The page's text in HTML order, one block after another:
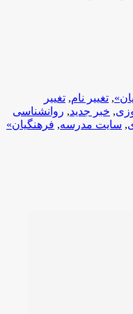
, تغییر نام, تغییر
, خبر جدید, روانشناسی
, سایت مدرسه, فرهنگیان»